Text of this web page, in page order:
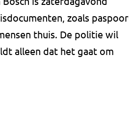
zoals
thuis. De politie wil
alleen dat het gaat om